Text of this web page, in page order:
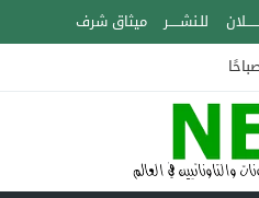
للـنشـــــر ميثاق شرف